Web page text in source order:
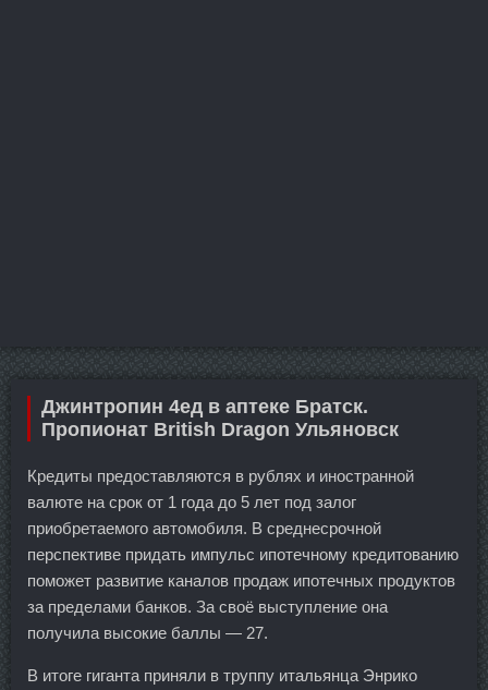
Джинтропин 4ед в аптеке Братск.
Пропионат British Dragon Ульяновск
Кредиты предоставляются в рублях и иностранной
валюте на срок от 1 года до 5 лет под залог
приобретаемого автомобиля. В среднесрочной
перспективе придать импульс ипотечному кредитованию
поможет развитие каналов продаж ипотечных продуктов
за пределами банков. За своё выступление она
получила высокие баллы — 27.
В итоге гиганта приняли в труппу итальянца Энрико